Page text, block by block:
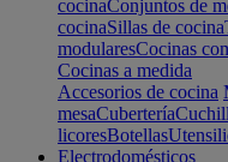
cocinaConjuntos de
cocinaSillas de cocina
modularesCocinas
Cocinas a medida
Accesorios de cocina
mesaCubertería
licoresBotellas
Electrodomésticos